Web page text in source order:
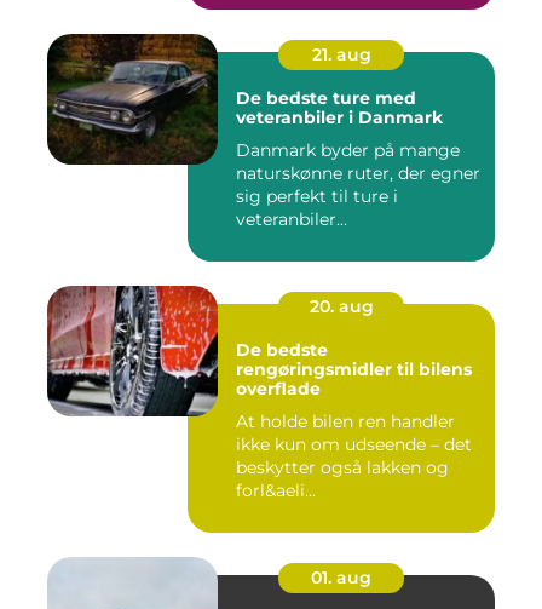
21. aug
De bedste ture med
veteranbiler i Danmark
Danmark byder på mange
naturskønne ruter, der egner
sig perfekt til ture i
veteranbiler...
20. aug
De bedste
rengøringsmidler til bilens
overflade
At holde bilen ren handler
ikke kun om udseende – det
beskytter også lakken og
forl&aeli...
01. aug